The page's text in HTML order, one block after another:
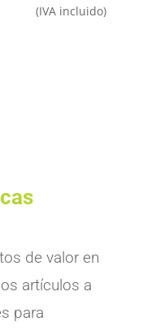
(IVA incluido)
de valor en
artículos a
para